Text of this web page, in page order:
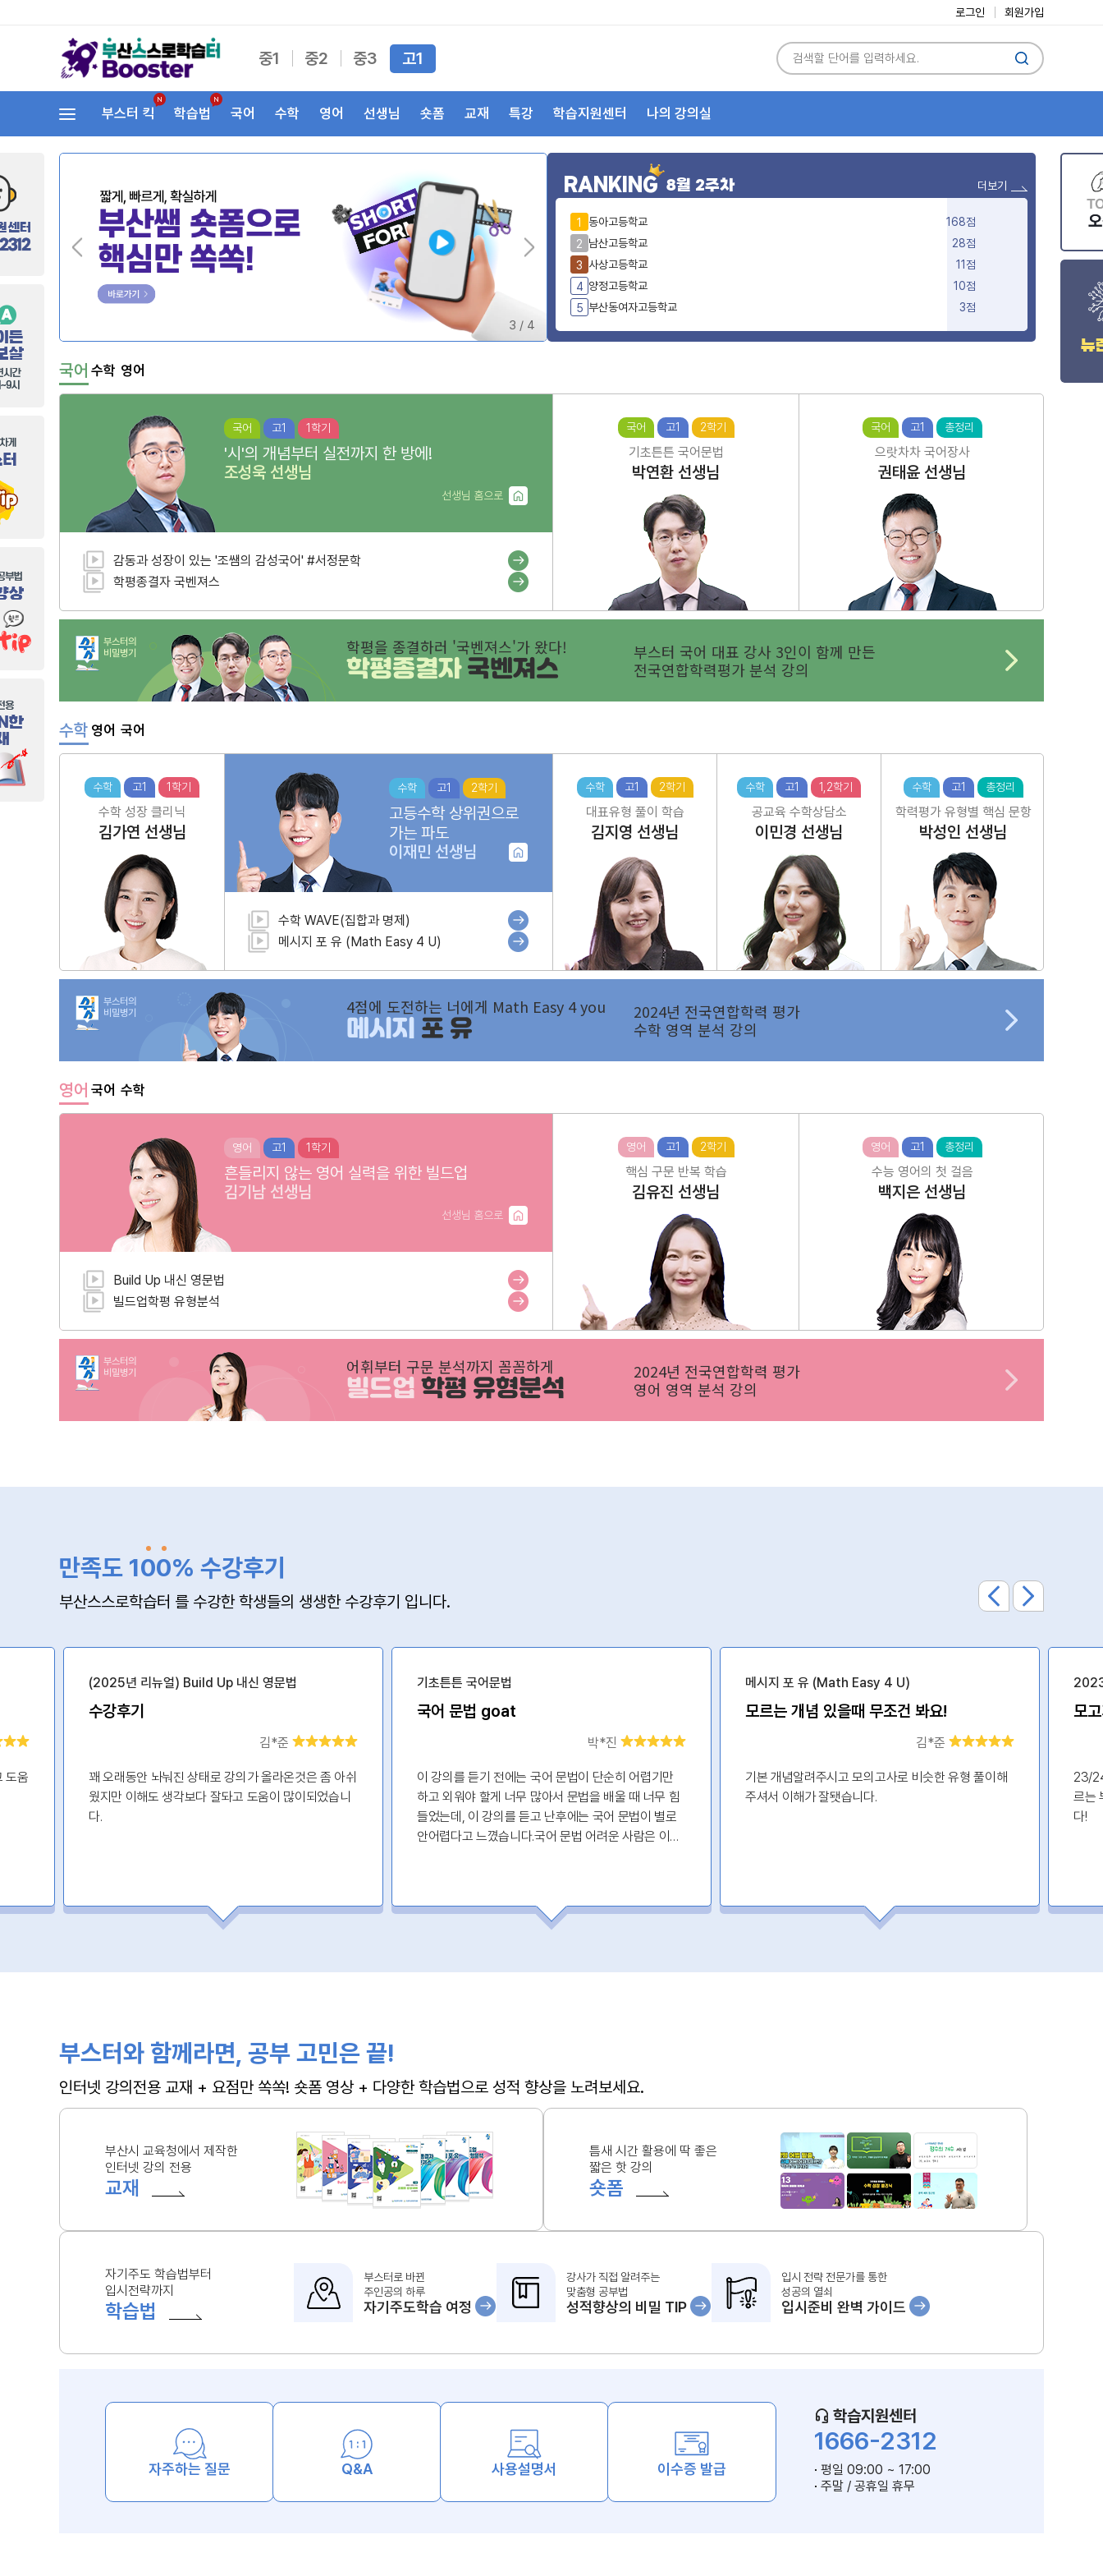
로그인 회원가입
중1 중2 중3 고1
부스터 킥 학습법 국어 수학 영어 선생님 숏폼 교재 특강 학습지원센터 나의 강의실
3 / 4
RANKING 8월 2주차 더보기
1 동아고등학교
168점
2 남산고등학교
28점
3 사상고등학교
11점
4 양정고등학교
10점
5 부산동여자고등학교 3점
국어 수학 영어
국어 고1 1학기
'시'의 개념부터 실전까지 한 방에!
조성욱 선생님
선생님 홈으로
감동과 성장이 있는 '조쌤의 감성국어' #서정문학
학평종결자 국벤져스
국어 고1 2학기
기초튼튼 국어문법
박연환 선생님
국어 고1 총정리
으랏차차 국어장사
권태윤 선생님
부스터의
비밀병기
학평을 종결하러 '국벤져스'가 왔다!
학평종결자국벤져스
부스터 국어 대표 강사 3인이 함께 만든
전국연합학력평가 분석 강의
수학 영어 국어
수학 고1 1학기
수학 성장 클리닉
김가연 선생님
수학 고1 2학기
고등수학 상위권으로
가는 파도
이재민 선생님
수학 WAVE(집합과 명제)
메시지 포 유 (Math Easy 4 U)
수학 고1 2학기
대표유형 풀이 학습
김지영 선생님
수학 고1 1,2학기
공교육 수학상담소
이민경 선생님
수학 고1 총정리
학력평가 유형별 핵심 문항
박성인 선생님
부스터의
비밀병기
4점에 도전하는 너에게 Math Easy 4 you
메시지 포 유
2024년 전국연합학력 평가
수학 영역 분석 강의
영어 국어 수학
영어 고1 1학기
흔들리지 않는 영어 실력을 위한 빌드업
김기남 선생님
선생님 홈으로
Build Up 내신 영문법
빌드업학평 유형분석
영어 고1 2학기
핵심 구문 반복 학습
김유진 선생님
영어 고1 총정리
수능 영어의 첫 걸음
백지은 선생님
부스터의
비밀병기
어휘부터 구문 분석까지 꼼꼼하게
빌드업학평 유형분석
2024년 전국연합학력 평가
영어 영역 분석 강의
만족도 100% 수강후기
부산스스로학습터 를 수강한 학생들의 생생한 수강후기 입니다.
도움
(2025년 리뉴얼) Build Up 내신 영문법
수강후기
김*준
꽤 오래동안 놔눠진 상태로 강의가 올라온것은 좀 아쉬
웠지만 이해도 생각보다 잘돠고 도움이 많이되었습니
다.
기초튼튼 국어문법
국어 문법 goat
박*진
이 강의를 듣기 전에는 국어 문법이 단순히 어렵기만
하고 외워야 할게 너무 많아서 문법을 배울 때 너무 힘
들었는데, 이 강의를 듣고 난후에는 국어 문법이 별로
안어렵다고 느꼈습니다.국어 문법 어려운 사람은 이거
메시지 포 유 (Math Easy 4 U)
모르는 개념 있을때 무조건 봐요!
김*준
기본 개념알려주시고 모의고사로 비슷한 유형 풀이해
주셔서 이해가 잘됏습니다.
23/
르는
다!
부스터와 함께라면, 공부 고민은 끝!
인터넷 강의전용 교재 + 요점만 쏙쏙! 숏폼 영상 + 다양한 학습법으로 성적 향상을 노려보세요.
부산시 교육청에서 제작한
인터넷 강의 전용
교재
틈새 시간 활용에 딱 좋은
짧은 핫 강의
숏폼
자기주도 학습법부터
입시전략까지
학습법
부스터로 바뀐
주인공의 하루
자기주도학습 여정
강사가 직접 알려주는
맞춤형 공부법
성적향상의 비밀 TIP
입시 전략 전문가를 통한
성공의 열쇠
입시준비 완벽 가이드
자주하는 질문 Q&A 사용설명서 이수증 발급
학습지원센터
1666-2312
평일 09:00 ~ 17:00
주말 / 공휴일 휴무